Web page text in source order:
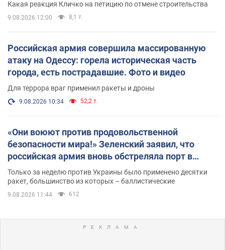
Какая реакция Кличко на петицию по отмене строительства
9.08.2026 12:00 8,1 т.
Российская армия совершила массированную
атаку на Одессу: горела историческая часть
города, есть пострадавшие. Фото и видео
Для террора враг применил ракеты и дроны
9.08.2026 10:34 52,2 т.
«Они воюют против продовольственной
безопасности мира!» Зеленский заявил, что
российская армия вновь обстреляла порт в
Одессе
Только за неделю против Украины было применено десятки
ракет, большинство из которых – баллистические
9.08.2026 11:44 612